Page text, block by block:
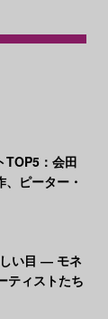
TOP5：会田
ピーター・
い目 ― モネ
ティストたち